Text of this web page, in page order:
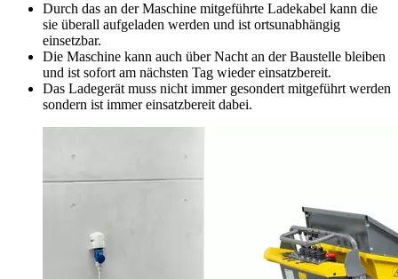
Durch das an der Maschine mitgeführte Ladekabel kann die
sie überall aufgeladen werden und ist ortsunabhängig
einsetzbar.
Die Maschine kann auch über Nacht an der Baustelle bleiben
und ist sofort am nächsten Tag wieder einsatzbereit.
Das Ladegerät muss nicht immer gesondert mitgeführt werden
sondern ist immer einsatzbereit dabei.